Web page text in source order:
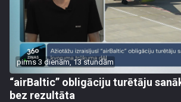
pirms 3 dienām, 13 stundām
“airBaltic” obligāciju turētāju
bez rezultāta